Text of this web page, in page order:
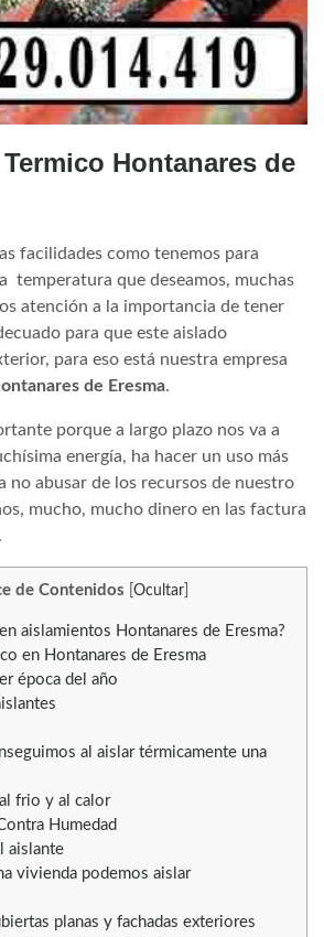
Hontanares de
facilidades como tenemos para
temperatura que deseamos, muchas
atención a la importancia de tener
para que este aislado
para eso está nuestra empresa
de Eresma.
porque a largo plazo nos va a
energía, ha hacer un uso más
no abusar de los recursos de nuestro
mucho, mucho dinero en las factura
de Contenidos Ocultar]
aislamientos Hontanares de Eresma?
en Hontanares de Eresma
época del año
al aislar térmicamente una
frio y al calor
Humedad
aislante
vivienda podemos aislar
planas y fachadas exteriores